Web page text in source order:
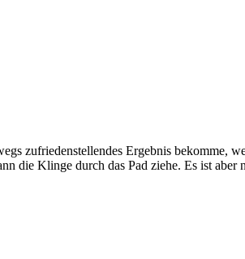
zufriedenstellendes Ergebnis bekomme,
die Klinge durch das Pad ziehe. Es ist